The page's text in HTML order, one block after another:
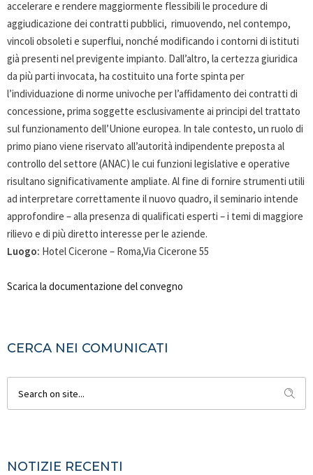
accelerare e rendere maggiormente flessibili le procedure di
aggiudicazione dei contratti pubblici, rimuovendo, nel contempo,
vincoli obsoleti e superflui, nonché modificando i contorni di istituti
già presenti nel previgente impianto. Dall’altro, la certezza giuridica
da più parti invocata, ha costituito una forte spinta per
l’individuazione di norme univoche per l’affidamento dei contratti di
concessione, prima soggette esclusivamente ai principi del trattato
sul funzionamento dell’Unione europea. In tale contesto, un ruolo di
primo piano viene riservato all’autorità indipendente preposta al
controllo del settore (ANAC) le cui funzioni legislative e operative
risultano significativamente ampliate. Al fine di fornire strumenti utili
ad interpretare correttamente il nuovo quadro, il seminario intende
approfondire – alla presenza di qualificati esperti – i temi di maggiore
rilievo e di più diretto interesse per le aziende.
Luogo: Hotel Cicerone – Roma,Via Cicerone 55
Scarica la documentazione del convegno
CERCA NEI COMUNICATI
NOTIZIE RECENTI